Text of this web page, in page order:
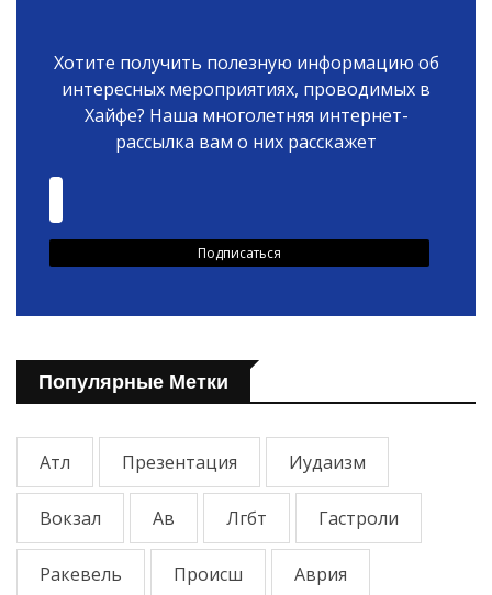
Хотите получить полезную информацию об
интересных мероприятиях, проводимых в
Хайфе? Наша многолетняя интернет-
рассылка вам о них расскажет
Популярные Метки
Атл Презентация Иудаизм
Вокзал Ав Лгбт Гастроли
Ракевель Происш Аврия